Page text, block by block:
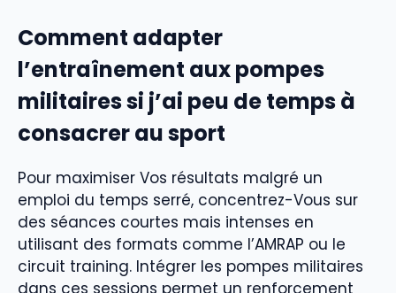
Comment adapter
l’entraînement aux pompes
militaires si j’ai peu de temps à
consacrer au sport
Pour maximiser Vos résultats malgré un
emploi du temps serré, concentrez-Vous sur
des séances courtes mais intenses en
utilisant des formats comme l’AMRAP ou le
circuit training. Intégrer les pompes militaires